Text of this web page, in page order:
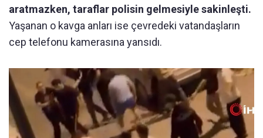
aratmazken, taraflar polisin gelmesiyle sakinleşti.
Yaşanan o kavga anları ise çevredeki vatandaşların
cep telefonu kamerasına yansıdı.